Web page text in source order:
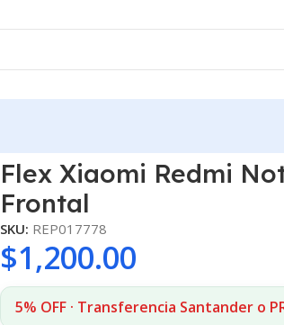
Flex Xiaomi Redmi
Frontal
SKU: REP017778
$1,200.00
5% OFF · Transferencia Santander o